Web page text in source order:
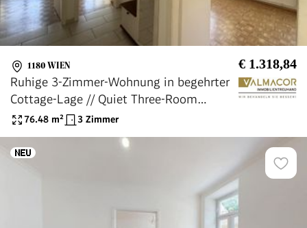
1180 WIEN € 1.318,84
Ruhige 3-Zimmer-Wohnung in begehrter
Cottage-Lage // Quiet Three-Room
Apartment in a Sought-After Cottage
76.48 m² 3 Zimmer